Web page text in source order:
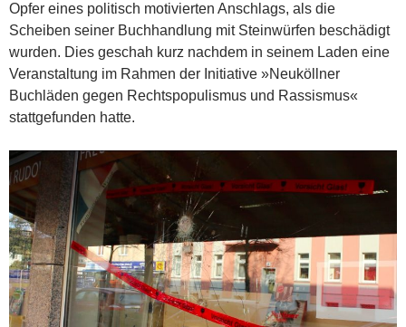
Opfer eines politisch motivierten Anschlags, als die
Scheiben seiner Buchhandlung mit Steinwürfen beschädigt
wurden. Dies geschah kurz nachdem in seinem Laden eine
Veranstaltung im Rahmen der Initiative »Neuköllner
Buchläden gegen Rechtspopulismus und Rassismus«
stattgefunden hatte.